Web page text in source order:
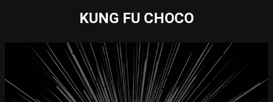
KUNG FU CHOCO